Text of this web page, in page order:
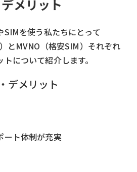
メリット
SIMを使う私たちにとって
とMVNO（格安SIM）それぞれ
について紹介します。
デメリット
ート体制が充実